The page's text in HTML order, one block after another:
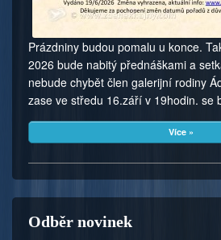
Prázdniny budou pomalu u konce.
2026 bude nabitý přednáškami a
nebude chybět člen galerijní rodiny
zase ve středu 16.září v 19hodin. se
Více »
Odběr novinek